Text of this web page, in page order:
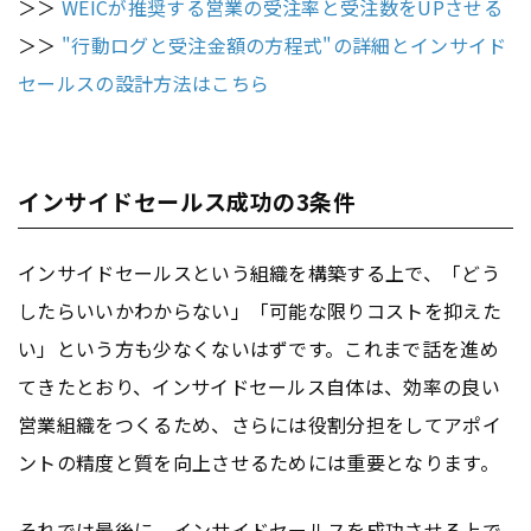
＞＞ WEICが推奨する営業の受注率と受注数をUPさせる
＞＞ "行動ログと受注金額の方程式"の詳細とインサイド
セールスの設計方法はこちら
インサイドセールス成功の3条件
インサイドセールスという組織を構築する上で、「どう
したらいいかわからない」「可能な限りコストを抑えた
い」という方も少なくないはずです。これまで話を進め
てきたとおり、インサイドセールス自体は、効率の良い
営業組織をつくるため、さらには役割分担をしてアポイ
ントの精度と質を向上させるためには重要となります。